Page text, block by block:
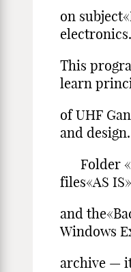
on
This
learn
of UHF
and design.
Folder
files«AS
and
Windows
archive —